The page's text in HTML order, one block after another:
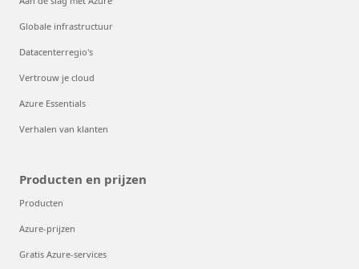
Globale infrastructuur
Datacenterregio's
Vertrouw je cloud
Azure Essentials
Verhalen van klanten
Producten en prijzen
Producten
Azure-prijzen
Gratis Azure-services